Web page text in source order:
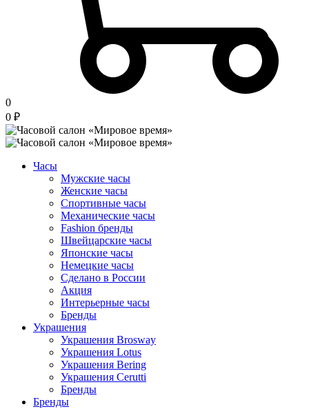
0
0 ₽
Часы
Мужские часы
Женские часы
Спортивные часы
Механические часы
Fashion бренды
Швейцарские часы
Японские часы
Немецкие часы
Сделано в России
Акция
Интерьерные часы
Бренды
Украшения
Украшения Brosway
Украшения Lotus
Украшения Bering
Украшения Cerutti
Бренды
Бренды